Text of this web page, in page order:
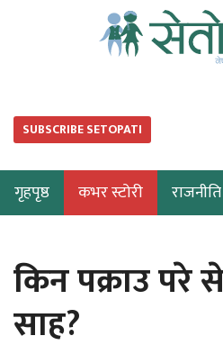
SUBSCRIBE SETOPATI
गृहपृष्ठ कभर स्टोरी राजनीति
किन पक्राउ परे
साह?